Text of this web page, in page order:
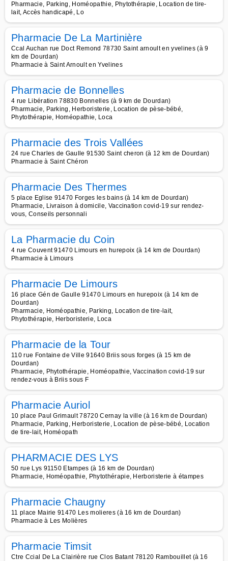
Pharmacie, Parking, Homéopathie, Phytothérapie, Location de tire-
lait, Accès handicapé, Lo
Pharmacie De La Martinière
Ccal Auchan rue Doct Remond 78730 Saint arnoult en yvelines (à 9
km de Dourdan)
Pharmacie à Saint Arnoult en Yvelines
Pharmacie de Bonnelles
4 rue Libération 78830 Bonnelles (à 9 km de Dourdan)
Pharmacie, Parking, Herboristerie, Location de pèse-bébé,
Phytothérapie, Homéopathie, Loca
Pharmacie des Trois Vallées
24 rue Charles de Gaulle 91530 Saint cheron (à 12 km de Dourdan)
Pharmacie à Saint Chéron
Pharmacie Des Thermes
5 place Eglise 91470 Forges les bains (à 14 km de Dourdan)
Pharmacie, Livraison à domicile, Vaccination covid-19 sur rendez-
vous, Conseils personnali
La Pharmacie du Coin
4 rue Couvent 91470 Limours en hurepoix (à 14 km de Dourdan)
Pharmacie à Limours
Pharmacie De Limours
16 place Gén de Gaulle 91470 Limours en hurepoix (à 14 km de
Dourdan)
Pharmacie, Homéopathie, Parking, Location de tire-lait,
Phytothérapie, Herboristerie, Loca
Pharmacie de la Tour
110 rue Fontaine de Ville 91640 Briis sous forges (à 15 km de
Dourdan)
Pharmacie, Phytothérapie, Homéopathie, Vaccination covid-19 sur
rendez-vous à Briis sous F
Pharmacie Auriol
10 place Paul Grimault 78720 Cernay la ville (à 16 km de Dourdan)
Pharmacie, Parking, Herboristerie, Location de pèse-bébé, Location
de tire-lait, Homéopath
PHARMACIE DES LYS
50 rue Lys 91150 Etampes (à 16 km de Dourdan)
Pharmacie, Homéopathie, Phytothérapie, Herboristerie à étampes
Pharmacie Chaugny
11 place Mairie 91470 Les molieres (à 16 km de Dourdan)
Pharmacie à Les Molières
Pharmacie Timsit
Ctre Ccial De La Clairière rue Clos Batant 78120 Rambouillet (à 16